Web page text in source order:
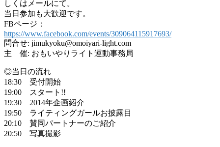
しくはメールにて。
当日参加も大歓迎です。
FBページ：
https://www.facebook.com/events/309064115917693/
問合せ: jimukyoku@omoiyari-light.com
主 催: おもいやりライト運動事務局
◎当日の流れ
18:30 受付開始
19:00 スタート!!
19:30 2014年企画紹介
19:50 ライティングガールお披露目
20:10 賛同パートナーのご紹介
20:50 写真撮影